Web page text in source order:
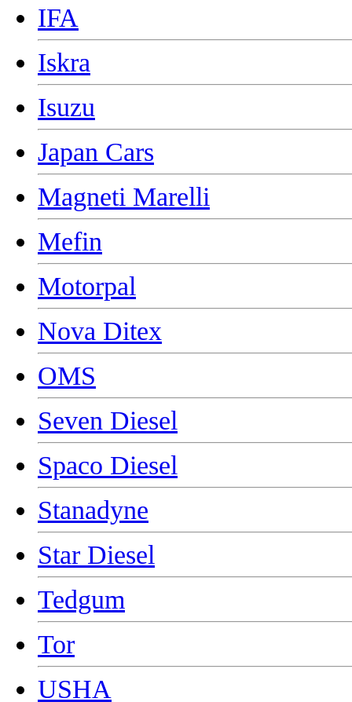
IFA
Iskra
Isuzu
Japan Cars
Magneti Marelli
Mefin
Motorpal
Nova Ditex
OMS
Seven Diesel
Spaco Diesel
Stanadyne
Star Diesel
Tedgum
Tor
USHA